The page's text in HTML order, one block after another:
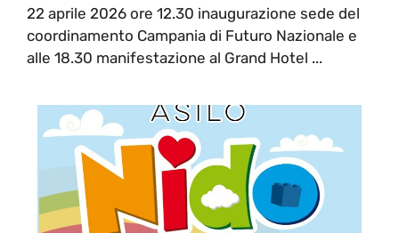
22 aprile 2026 ore 12.30 inaugurazione sede del
coordinamento Campania di Futuro Nazionale e
alle 18.30 manifestazione al Grand Hotel ...